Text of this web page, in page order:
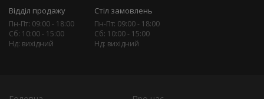
Відділ продажу
Пн-Пт: 09:00 - 18:00
Сб: 10:00 - 15:00
Нд: вихідний
Стіл замовлень
Пн-Пт: 09:00 - 18:00
Сб: 10:00 - 15:00
Нд: вихідний